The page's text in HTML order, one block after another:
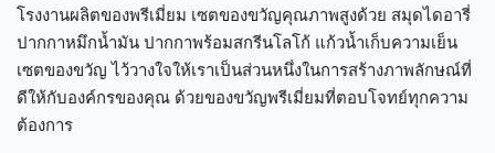
โรงงานผลิตของพรีเมี่ยม เซตของขวัญคุณภาพสูงด้วย สมุดไดอารี่
ปากกาหมึกน้ำมัน ปากกาพร้อมสกรีนโลโก้ แก้วน้ำเก็บความเย็น
เซตของขวัญ ไว้วางใจให้เราเป็นส่วนหนึ่งในการสร้างภาพลักษณ์ที่
ดีให้กับองค์กรของคุณ ด้วยของขวัญพรีเมี่ยมที่ตอบโจทย์ทุกความ
ต้องการ